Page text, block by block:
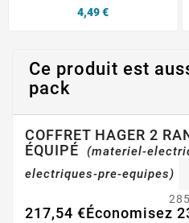
4,49 €
Ce produit est
pack
COFFRET HAGER 2
ÉQUIPÉ
(materiel-
electriques-pre-equipes)
217,54 €Économisez